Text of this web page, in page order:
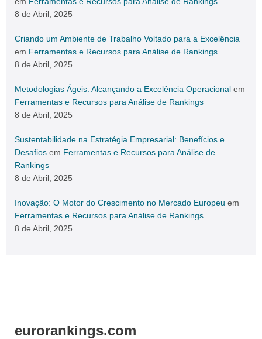
8 de Abril, 2025
Criando um Ambiente de Trabalho Voltado para a Excelência
em Ferramentas e Recursos para Análise de Rankings
8 de Abril, 2025
Metodologias Ágeis: Alcançando a Excelência Operacional em
Ferramentas e Recursos para Análise de Rankings
8 de Abril, 2025
Sustentabilidade na Estratégia Empresarial: Benefícios e
Desafios em Ferramentas e Recursos para Análise de
Rankings
8 de Abril, 2025
Inovação: O Motor do Crescimento no Mercado Europeu em
Ferramentas e Recursos para Análise de Rankings
8 de Abril, 2025
eurorankings.com